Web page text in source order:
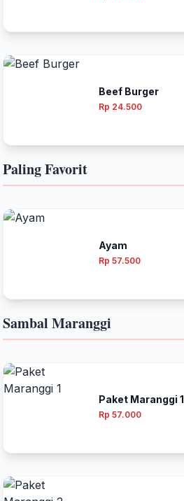
Beef Burger
Rp 24.500
Paling Favorit
Ayam
Rp 57.500
Sambal Maranggi
Paket Maranggi 1
Rp 57.000